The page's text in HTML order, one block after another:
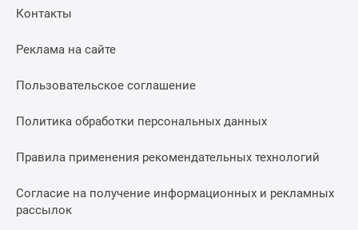
Контакты
Реклама на сайте
Пользовательское соглашение
Политика обработки персональных данных
Правила применения рекомендательных технологий
Согласие на получение информационных и рекламных
рассылок